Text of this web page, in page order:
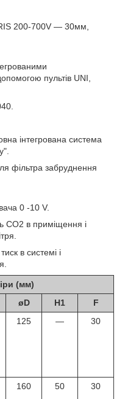
RIS 200-700V — 30мм,
пультів UNI,
інтегрована система
фільтра забруднення
0 -10 V.
CO2 в приміщення і
в системі і
(мм)
øD H1
F
125 — 30
160 50 30